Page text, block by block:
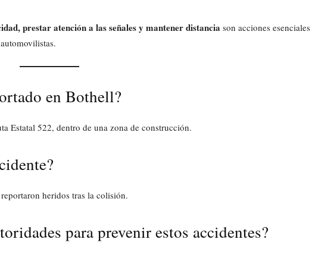
prestar atención a las señales y mantener distancia son acciones esenciales
en Bothell?
Estatal 522, dentro de una zona de construcción.
heridos tras la colisión.
para prevenir estos accidentes?